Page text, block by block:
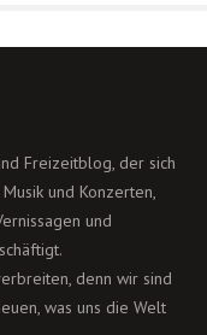
Freizeitblog, der sich
und Konzerten,
und
denn wir sind
was uns die Welt